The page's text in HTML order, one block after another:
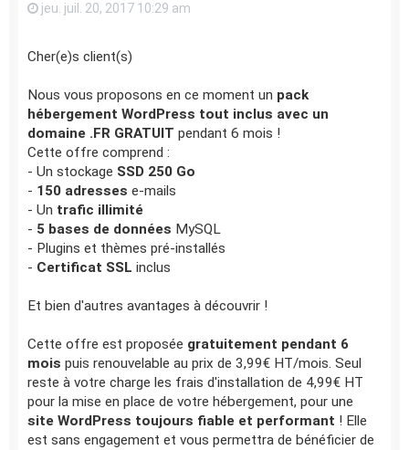
jeu. juil. 20, 2017 10:29 am
Cher(e)s client(s)
Nous vous proposons en ce moment un pack
hébergement WordPress tout inclus avec un
domaine .FR GRATUIT pendant 6 mois !
Cette offre comprend :
- Un stockage SSD 250 Go
- 150 adresses e-mails
- Un trafic illimité
- 5 bases de données MySQL
- Plugins et thèmes pré-installés
- Certificat SSL inclus
Et bien d'autres avantages à découvrir !
Cette offre est proposée gratuitement pendant 6
mois puis renouvelable au prix de 3,99€ HT/mois. Seul
reste à votre charge les frais d'installation de 4,99€ HT
pour la mise en place de votre hébergement, pour une
site WordPress toujours fiable et performant ! Elle
est sans engagement et vous permettra de bénéficier de